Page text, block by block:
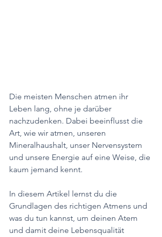
Die meisten Menschen atmen ihr
Leben lang, ohne je darüber
nachzudenken. Dabei beeinflusst die
Art, wie wir atmen, unseren
Mineralhaushalt, unser Nervensystem
und unsere Energie auf eine Weise, die
kaum jemand kennt.
In diesem Artikel lernst du die
Grundlagen des richtigen Atmens und
was du tun kannst, um deinen Atem
und damit deine Lebensqualität